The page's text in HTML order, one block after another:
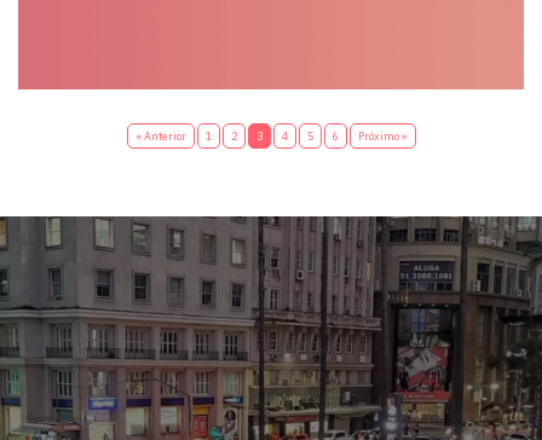
« Anterior 1 2 3 4 5 6 Próximo »